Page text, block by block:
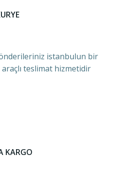
istanbulun bir
teslimat hizmetidir
KARGO